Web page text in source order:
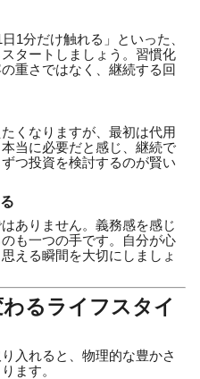
1分だけ触れる」といった、
タートしましょう。習慣化
重さではなく、継続する回
くなりますが、最初は代用
当に必要だと感じ、継続で
つ投資を検討するのが賢い
ありません。義務感を感じ
も一つの手です。自分が心
える瞬間を大切にしましょ
るライフスタイ
入れると、物理的な豊かさ
ます。